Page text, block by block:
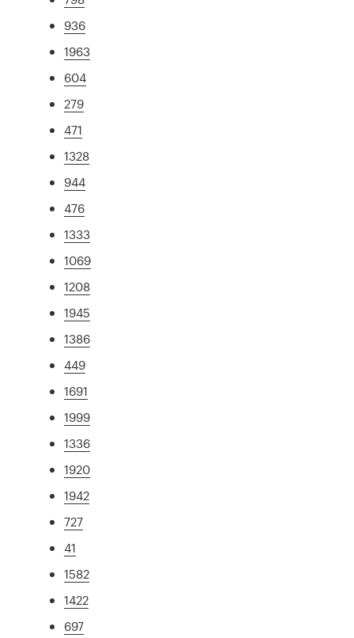
936
1963
604
279
471
1328
944
476
1333
1069
1208
1945
1386
449
1691
1999
1336
1920
1942
727
41
1582
1422
697